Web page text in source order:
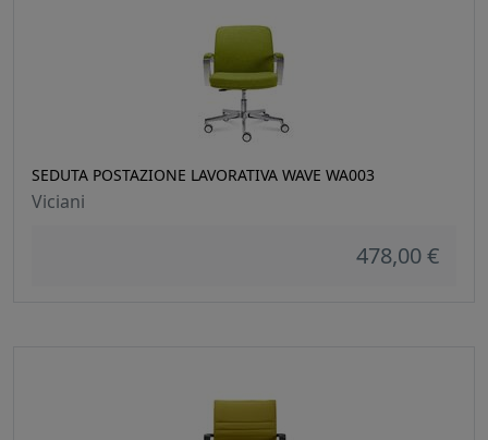
SEDUTA POSTAZIONE LAVORATIVA WAVE WA003
Viciani
478,00 €